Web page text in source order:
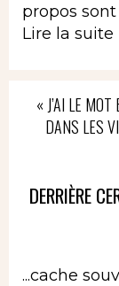
propos
Lire la suite
« J’AI LE
DANS LES
DERRIÈRE
...cache